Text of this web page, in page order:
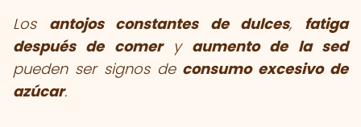
Los antojos constantes de dulces, fatiga
después de comery aumento de la sed
pueden ser signos de consumo excesivo de
azúcar.